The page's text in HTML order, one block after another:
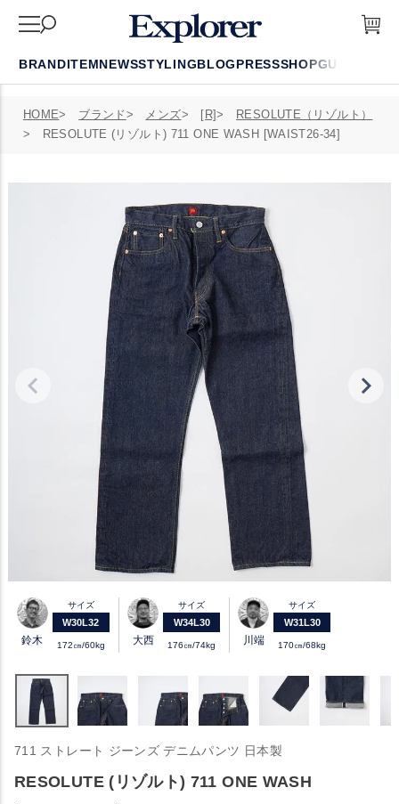
BRANDITEMNEWSSTYLINGBLOGPRESSSHOPGUIDE
HOME ブランド メンズ [R]
RESOLUTE（リゾルト）
RESOLUTE (リゾルト) 711 ONE WASH [WAIST26-34]
鈴木
サイズ
W30L32
172㎝/60kg 大西
サイズ
W34L30
176㎝/74kg 川端
サイズ
W31L30
170㎝/68kg
711 ストレート ジーンズ デニムパンツ 日本製
RESOLUTE (リゾルト) 711 ONE WASH